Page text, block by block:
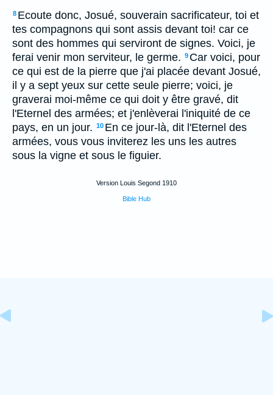
8 Ecoute donc, Josué, souverain sacrificateur, toi et
tes compagnons qui sont assis devant toi! car ce
sont des hommes qui serviront de signes. Voici, je
ferai venir mon serviteur, le germe. 9 Car voici, pour
ce qui est de la pierre que j'ai placée devant Josué,
il y a sept yeux sur cette seule pierre; voici, je
graverai moi-même ce qui doit y être gravé, dit
l'Eternel des armées; et j'enlèverai l'iniquité de ce
pays, en un jour. 10 En ce jour-là, dit l'Eternel des
armées, vous vous inviterez les uns les autres
sous la vigne et sous le figuier.
Version Louis Segond 1910
Bible Hub